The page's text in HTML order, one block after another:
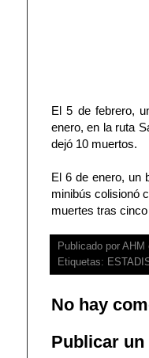
El 5 de febrero,
enero, en la ruta
dejó 10 muertos.
El 6 de enero, un
minibús colisionó
muertes tras
Publicado por AHM
Etiquetas:
No hay
Publicar